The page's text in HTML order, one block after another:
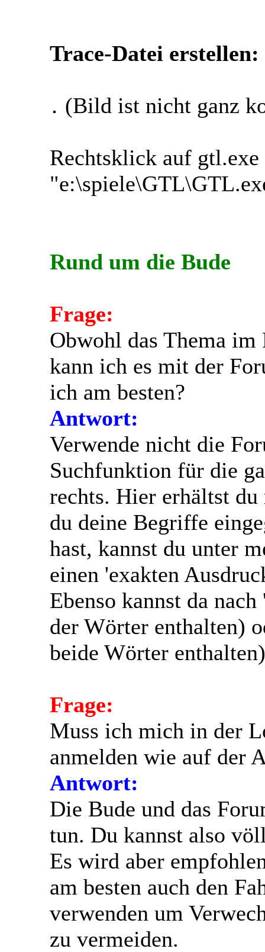
Trace-Datei erstellen:
(Bild ist nicht ganz
Rechtsklick auf
Rund um die Bude
Frage:
Obwohl das Thema im
kann ich es mit der
ich am besten?
Antwort:
Verwende nicht die
Suchfunktion für die
rechts. Hier erhältst du
du deine Begriffe
hast, kannst du unter
einen 'exakten
Ebenso kannst da
der Wörter enthalten)
beide Wörter
Frage:
Muss ich mich in der
anmelden wie auf der
Antwort:
Die Bude und das
tun. Du kannst also
Es wird aber
am besten auch den
verwenden um
zu vermeiden.